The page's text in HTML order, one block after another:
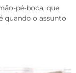
pé-boca, que
quando o assunto